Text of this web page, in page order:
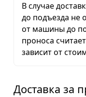
В случае
до подъезда не
от машины до
проноса
зависит от
Доставка за